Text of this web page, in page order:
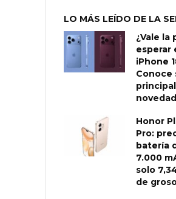
LO MÁS LEÍDO DE LA
¿Vale la
esperar
iPhone
Conoce
Honor
Pro:
batería
7.000
solo
de